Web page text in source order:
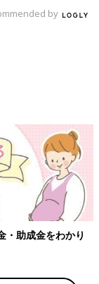
by
、知っておいて！